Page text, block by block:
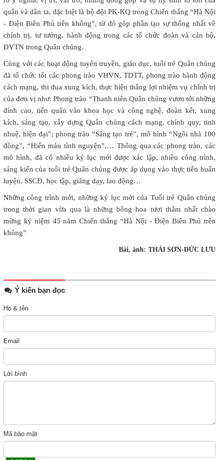
quân và dân ta, đặc biệt là bộ đội PK-KQ trong Chiến thắng “Hà Nội
- Điện Biên Phủ trên không”, từ đó góp phần tạo sự thống nhất về
chính trị, tư tưởng, hành động trong các tổ chức đoàn và cán bộ,
ĐVTN trong Quân chủng.
Cùng với các hoạt động tuyên truyền, giáo dục, tuổi trẻ Quân chủng
đã tổ chức tốt các phong trào VHVN, TDTT, phong trào hành động
cách mạng, thi đua xung kích, thực hiện thắng lợi nhiệm vụ chính trị
của đơn vị như: Phong trào “Thanh niên Quân chủng vươn tới những
đỉnh cao, tiến quân vào khoa học và công nghệ, đoàn kết, xung
kích, sáng tạo, xây dựng Quân chủng cách mạng, chính quy, tinh
nhuệ, hiện đại”; phong trào “Sáng tạo trẻ”, mô hình “Ngôi nhà 100
đồng”, “Hiến máu tình nguyện”,… Thông qua các phong trào, các
mô hình, đã có nhiều kỷ lục mới được xác lập, nhiều công trình,
sáng kiến của tuổi trẻ Quân chủng được áp dụng vào thực tiễn huấn
luyện, SSCĐ, học tập, giảng dạy, lao động…
Những công trình mới, những kỷ lục mới của Tuổi trẻ Quân chủng
trong thời gian vừa qua là những bông hoa tươi thắm nhất chào
mừng kỷ niệm 45 năm Chiến thắng “Hà Nội - Điện Biên Phủ trên
không”
Bài, ảnh: THÁI SƠN-ĐỨC LƯU
Ý kiến bạn đọc
Họ & tên
Email
Lời bình
Mã bảo mật